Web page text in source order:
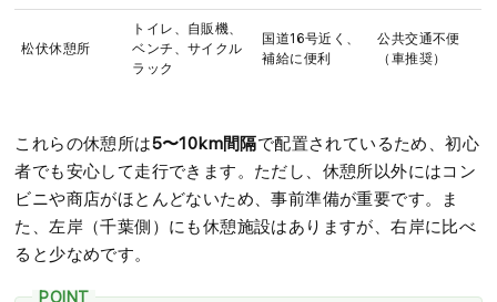
松伏休憩所
トイレ、自販機、
ベンチ、サイクル
ラック
国道16号近く、
補給に便利
公共交通不便
（車推奨）
これらの休憩所は5〜10km間隔で配置されているため、初心
者でも安心して走行できます。ただし、休憩所以外にはコン
ビニや商店がほとんどないため、事前準備が重要です。ま
た、左岸（千葉側）にも休憩施設はありますが、右岸に比べ
ると少なめです。